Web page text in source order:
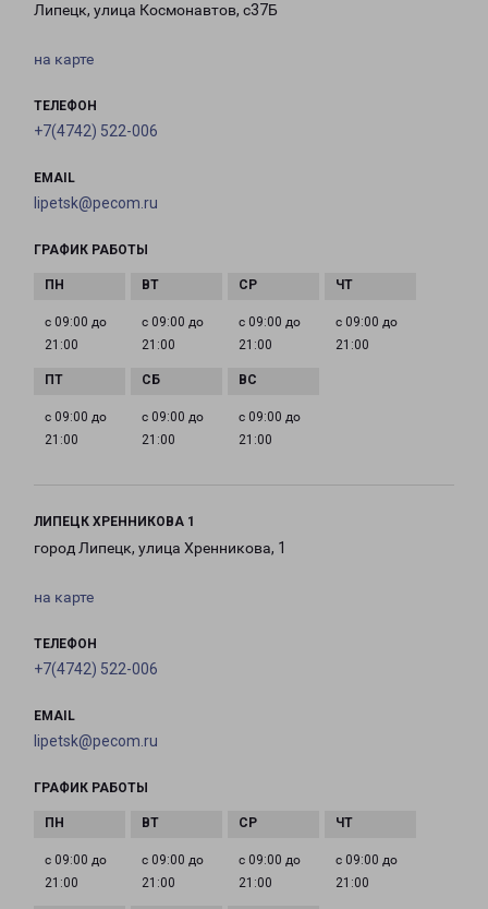
Липецк, улица Космонавтов, с37Б
на карте
ТЕЛЕФОН
+7(4742) 522-006
EMAIL
lipetsk@pecom.ru
ГРАФИК РАБОТЫ
с 09:00 до
21:00
с 09:00 до
21:00
с 09:00 до
21:00
с 09:00 до
21:00
с 09:00 до
21:00
с 09:00 до
21:00
с 09:00 до
21:00
ЛИПЕЦК ХРЕННИКОВА 1
город Липецк, улица Хренникова, 1
на карте
ТЕЛЕФОН
+7(4742) 522-006
EMAIL
lipetsk@pecom.ru
ГРАФИК РАБОТЫ
с 09:00 до
21:00
с 09:00 до
21:00
с 09:00 до
21:00
с 09:00 до
21:00